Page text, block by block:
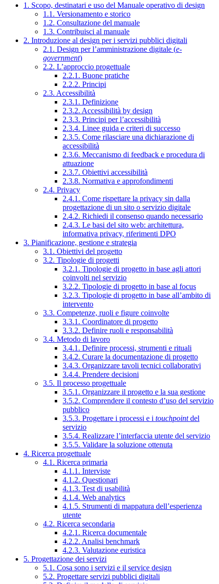
1. Scopo, destinatari e uso del Manuale operativo di design
1.1. Versionamento e storico
1.2. Consultazione del manuale
1.3. Contribuisci al manuale
2. Introduzione al design per i servizi pubblici digitali
2.1. Design per l’amministrazione digitale (e-
government)
2.2. L’approccio progettuale
2.2.1. Buone pratiche
2.2.2. Principi
2.3. Accessibilità
2.3.1. Definizione
2.3.2. Accessibilità by design
2.3.3. Principi per l’accessibilità
2.3.4. Linee guida e criteri di successo
2.3.5. Come rilasciare una dichiarazione di
accessibilità
2.3.6. Meccanismo di feedback e procedura di
attuazione
2.3.7. Obiettivi accessibilità
2.3.8. Normativa e approfondimenti
2.4. Privacy
2.4.1. Come rispettare la privacy sin dalla
progettazione di un sito o servizio digitale
2.4.2. Richiedi il consenso quando necessario
2.4.3. Le basi del sito web: architettura,
informativa privacy, riferimenti DPO
3. Pianificazione, gestione e strategia
3.1. Obiettivi del progetto
3.2. Tipologie di progetti
3.2.1. Tipologie di progetto in base agli attori
coinvolti nel servizio
3.2.2. Tipologie di progetto in base al focus
3.2.3. Tipologie di progetto in base all’ambito di
intervento
3.3. Competenze, ruoli e figure coinvolte
3.3.1. Coordinatore di progetto
3.3.2. Definire ruoli e responsabilità
3.4. Metodo di lavoro
3.4.1. Definire processi, strumenti e rituali
3.4.2. Curare la documentazione di progetto
3.4.3. Organizzare tavoli tecnici collaborativi
3.4.4. Prendere decisioni
3.5. Il processo progettuale
3.5.1. Organizzare il progetto e la sua gestione
3.5.2. Comprendere il contesto d’uso del servizio
pubblico
3.5.3. Progettare i processi e i touchpointdel
servizio
3.5.4. Realizzare l’interfaccia utente del servizio
3.5.5. Validare la soluzione ottenuta
4. Ricerca progettuale
4.1. Ricerca primaria
4.1.1. Interviste
4.1.2. Questionari
4.1.3. Test di usabilità
4.1.4. Web analytics
4.1.5. Strumenti di mappatura dell’esperienza
utente
4.2. Ricerca secondaria
4.2.1. Ricerca documentale
4.2.2. Analisi benchmark
4.2.3. Valutazione euristica
5. Progettazione dei servizi
5.1. Cosa sono i servizi e il service design
5.2. Progettare servizi pubblici digitali